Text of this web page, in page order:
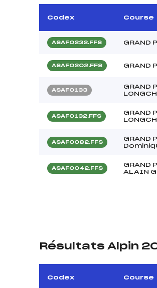
Codex Course
ASAF0232.FFS GRAND
ASAF0202.FFS GRAND
ASAF0133
GRAND
ASAF0132.FFS
GRAND
ASAF0082.FFS
GRAND
ASAF0042.FFS
GRAND
ALAIN
Résultats Alpin
Codex Course